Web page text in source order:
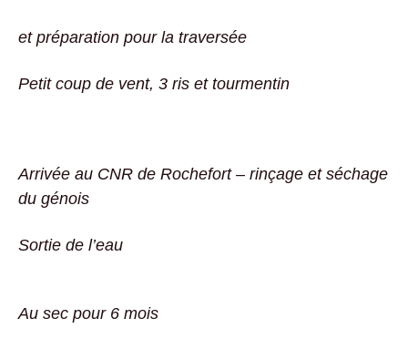
et préparation pour la traversée
Petit coup de vent, 3 ris et tourmentin
Arrivée au CNR de Rochefort – rinçage et séchage
du génois
Sortie de l’eau
Au sec pour 6 mois